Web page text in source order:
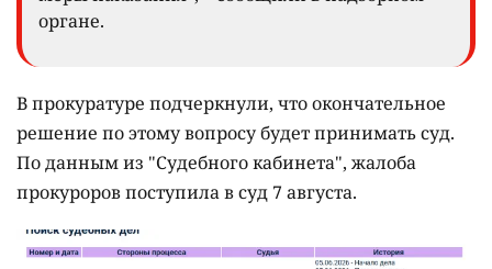
органе.
В прокуратуре подчеркнули, что окончательное
решение по этому вопросу будет принимать суд.
По данным из "Судебного кабинета", жалоба
прокуроров поступила в суд 7 августа.